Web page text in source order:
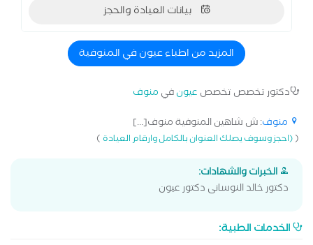
بيانات العيادة والحجز
المزيد من اطباء عيون في المنوفية
دكتور تخصص تخصص عيونفي منوف
منوف: ش شاهين المنوفية منوف[...]
((احجز وسوف يصلك العنوان بالكامل وارقام العيادة)
الخبرات والشهادات:
دكتور خالد النوسانى دكتور عيون
الخدمات الطبية: